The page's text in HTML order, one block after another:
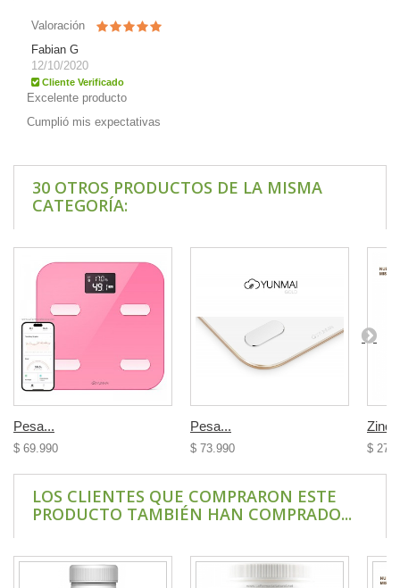
Valoración
Fabian G
12/10/2020
Cliente Verificado
Excelente producto
Cumplió mis expectativas
30 OTROS PRODUCTOS DE LA MISMA
CATEGORÍA:
Pesa...
$ 69.990
Pesa...
$ 73.990
Zinc
$
LOS CLIENTES QUE COMPRARON ESTE
PRODUCTO TAMBIÉN HAN COMPRADO...